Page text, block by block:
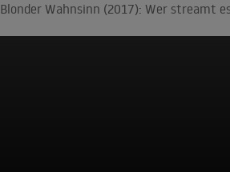
Blonder Wahnsinn (2017): Wer streamt